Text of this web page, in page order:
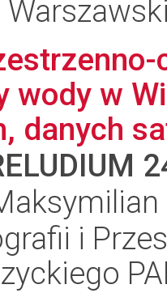
wody w
danych
i